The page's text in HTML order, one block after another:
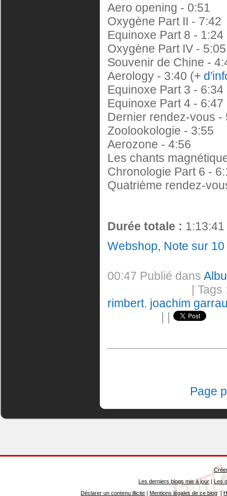
Aero opening - 0:51
Oxygène Part II - 7:42
Equinoxe Part 8 - 1:24
Oxygène Part IV -
Souvenir de Chine -
Aerology - 3:40 (+
Equinoxe Part 3 - 6:34
Equinoxe Part 4 - 6:47
Dernier rendez-vous -
Zoolookologie - 3:55
Aerozone - 4:56
Les chants
Chronologie Part 6 -
Quatrième rendez-
Durée totale : 1:13:41
Webshop, Note sur
00:47 Publié dans
|
rimbert, joachim
| |
Page
Les derniers blogs mis à jour | Les
Déclarer un contenu illicite |Mentions légales de ce blog|